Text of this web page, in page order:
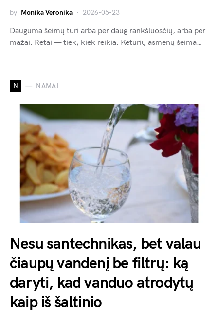
by Monika Veronika 2026-05-23
Dauguma šeimų turi arba per daug rankšluosčių, arba per
mažai. Retai — tiek, kiek reikia. Keturių asmenų šeima…
N NAMAI
Nesu santechnikas, bet valau
čiaupų vandenį be filtrų: ką
daryti, kad vanduo atrodytų
kaip iš šaltinio